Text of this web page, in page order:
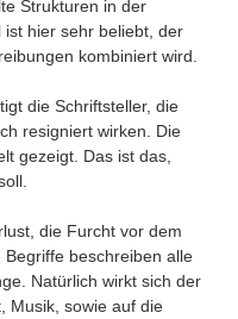
Strukturen in der
ist hier sehr beliebt, der
kombiniert wird.
die Schriftsteller, die
resigniert wirken. Die
gezeigt. Das ist das,
die Furcht vor dem
beschreiben alle
Natürlich wirkt sich der
Musik, sowie auf die